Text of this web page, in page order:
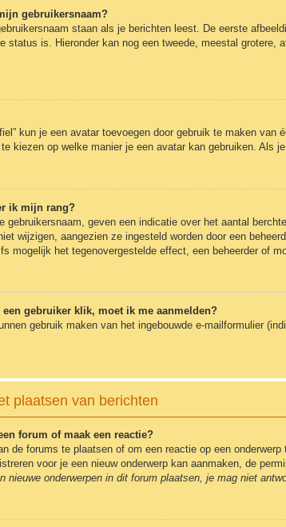
gebruikersnaam?
staan als je berichten leest. De eerste
status is. Hieronder kan nog een tweede, meestal
kun je een avatar toevoegen door gebruik te maken
kiezen op welke manier je een avatar kan gebruiken. Als
ik mijn rang?
gebruikersnaam, geven een indicatie over het aantal
wijzigen, aangezien ze ingesteld worden door een
mogelijk het tegenovergestelde effect, een beheerder of
gebruiker klik, moet ik me aanmelden?
gebruik maken van het ingebouwde e-mailformulier
plaatsen van berichten
forum of maak een reactie?
de forums te plaatsen of om een reactie op een
voor je een nieuw onderwerp kan aanmaken, de
nieuwe onderwerpen in dit forum plaatsen, je mag niet